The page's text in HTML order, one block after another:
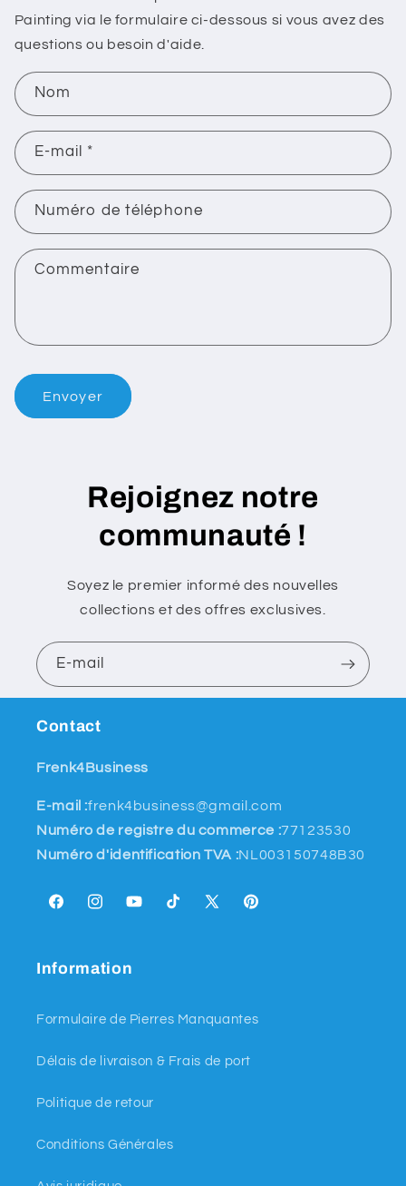
Painting via le formulaire ci-dessous si vous avez des
questions ou besoin d'aide.
F
o
r
m
l
a
i
d
c
o
Nom
E-mail *
Numéro de téléphone
Commentaire
Envoyer
Rejoignez notre
communauté !
Soyez le premier informé des nouvelles
collections et des offres exclusives.
E-mail
Contact
Frenk4Business
E-mail :frenk4business@gmail.com
Numéro de registre du commerce :77123530
Numéro d'identification TVA :NL003150748B30
FacebookInstagramYouTubeTikTok X
Pinterest
Information
Formulaire de Pierres Manquantes
Délais de livraison & Frais de port
Politique de retour
Conditions Générales